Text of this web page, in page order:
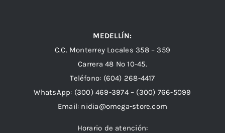
MEDELLÍN:
C.C. Monterrey Locales 358 – 359
Carrera 48 Nº 10-45.
Teléfono: (604) 268-4417
WhatsApp: (300) 469-3974 – (300) 766-5099
Email: nidia@omega-store.com
Horario de atención: